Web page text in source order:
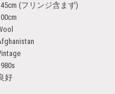
(フリンジ含まず)
好